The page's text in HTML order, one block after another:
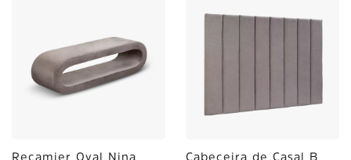
Recamier Oval Nina Cabeceira de Casal B